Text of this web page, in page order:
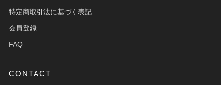
特定商取引法に基づく表記
会員登録
FAQ
CONTACT